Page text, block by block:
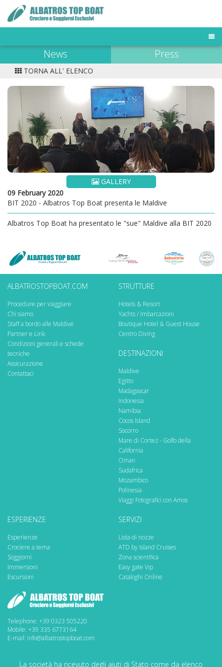
DESTINAZIONI
BUSINESS TRAVELER
NEWS & PRESS
OFFERTE E LAST MINUTE
News Press
TORNA ALL' ELENCO
GALLERY
09 February 2020
BIT 2020 - Albatros Top Boat presenta le Maldive
Albatros Top Boat ha presentato le "sue" Maldive alla BIT 2020
ALBATROSTOPBOAT.COM
Procedure per viaggiare
Chi siamo
Staff a bordo alle Maldive
Partner e Link
Condizioni generali e schede
tecniche
Assicurazione
Contattaci
STRUTTURE
Hotels & Resort
Yachts / Imbarcazioni
Boutique Hotel & Guest House
Centro Diving
DESTINAZIONI
Maldive
Egitto
Madagascar
Indonesia
Namibia
Cocos Island
Socorro
Mare di Cortez - Golfo della
California
Oman
Sudafrica
Mozambico
Polinesia
Viaggi Fotografici con Amos
ESPERIENZE
Esperienze
Crociere a tema
Soggiorni
Immersioni
Escursioni
SERVIZI
Lista di nozze
ATD by Island Cruises
Zona scientifica
Easy gate Vip
Cataloghi Online
Telephone: +39 0323 505220
Mobile: +39 335 6773164
E-mail: info@albatrostopboat.com
La società ha ricevuto degli aiuti di Stato come da elenco